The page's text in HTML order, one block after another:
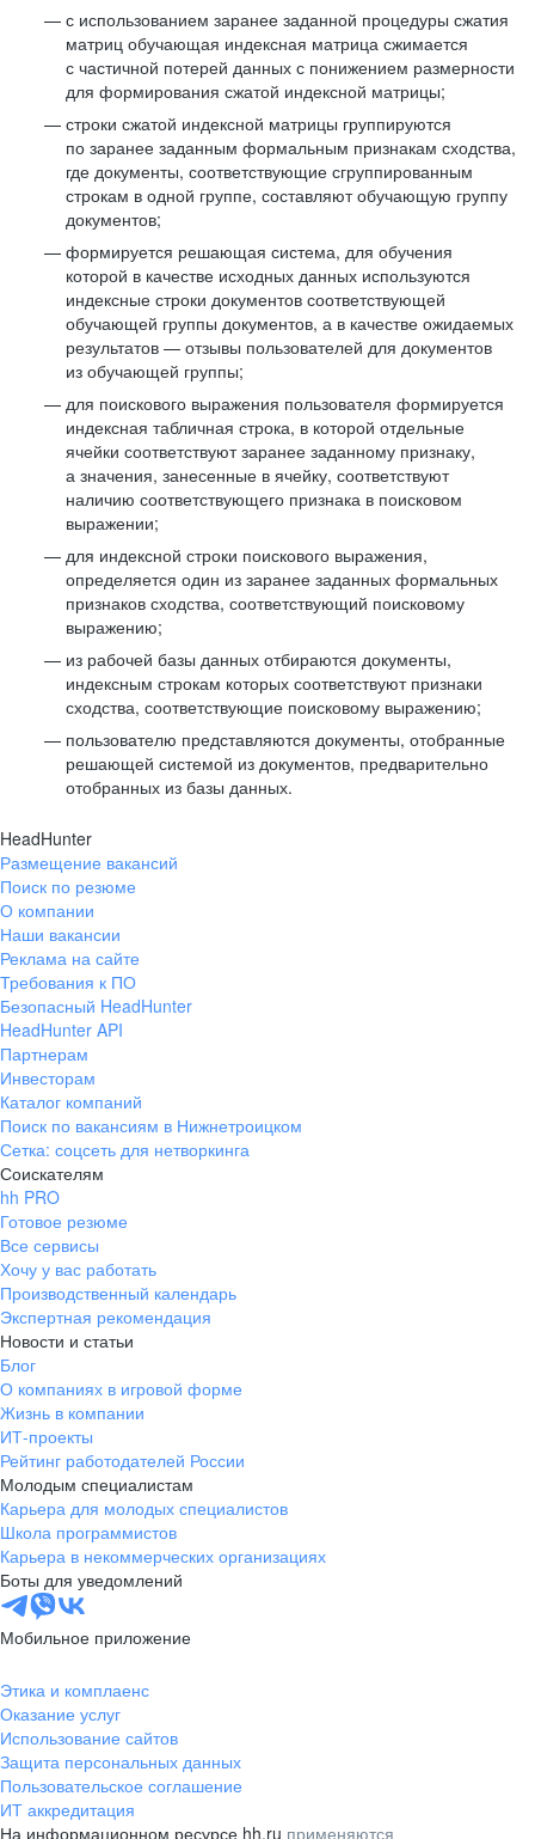
с использованием заранее заданной процедуры сжатия
матриц обучающая индексная матрица сжимается
с частичной потерей данных с понижением размерности
для формирования сжатой индексной матрицы;
строки сжатой индексной матрицы группируются
по заранее заданным формальным признакам сходства,
где документы, соответствующие сгруппированным
строкам в одной группе, составляют обучающую группу
документов;
формируется решающая система, для обучения
которой в качестве исходных данных используются
индексные строки документов соответствующей
обучающей группы документов, а в качестве ожидаемых
результатов — отзывы пользователей для документов
из обучающей группы;
для поискового выражения пользователя формируется
индексная табличная строка, в которой отдельные
ячейки соответствуют заранее заданному признаку,
а значения, занесенные в ячейку, соответствуют
наличию соответствующего признака в поисковом
выражении;
для индексной строки поискового выражения,
определяется один из заранее заданных формальных
признаков сходства, соответствующий поисковому
выражению;
из рабочей базы данных отбираются документы,
индексным строкам которых соответствуют признаки
сходства, соответствующие поисковому выражению;
пользователю представляются документы, отобранные
решающей системой из документов, предварительно
отобранных из базы данных.
HeadHunter
Размещение вакансий
Поиск по резюме
О компании
Наши вакансии
Реклама на сайте
Требования к ПО
Безопасный HeadHunter
HeadHunter API
Партнерам
Инвесторам
Каталог компаний
Поиск по вакансиям в Нижнетроицком
Сетка: соцсеть для нетворкинга
Соискателям
hh PRO
Готовое резюме
Все сервисы
Хочу у вас работать
Производственный календарь
Экспертная рекомендация
Новости и статьи
Блог
О компаниях в игровой форме
Жизнь в компании
ИТ-проекты
Рейтинг работодателей России
Молодым специалистам
Карьера для молодых специалистов
Школа программистов
Карьера в некоммерческих организациях
Боты для уведомлений
Мобильное приложение
Этика и комплаенс
Оказание услуг
Использование сайтов
Защита персональных данных
Пользовательское соглашение
ИТ аккредитация
На информационном ресурсе hh.ru применяются